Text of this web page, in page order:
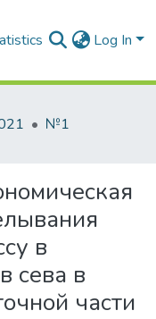
Log In
№1
в
сева в
части